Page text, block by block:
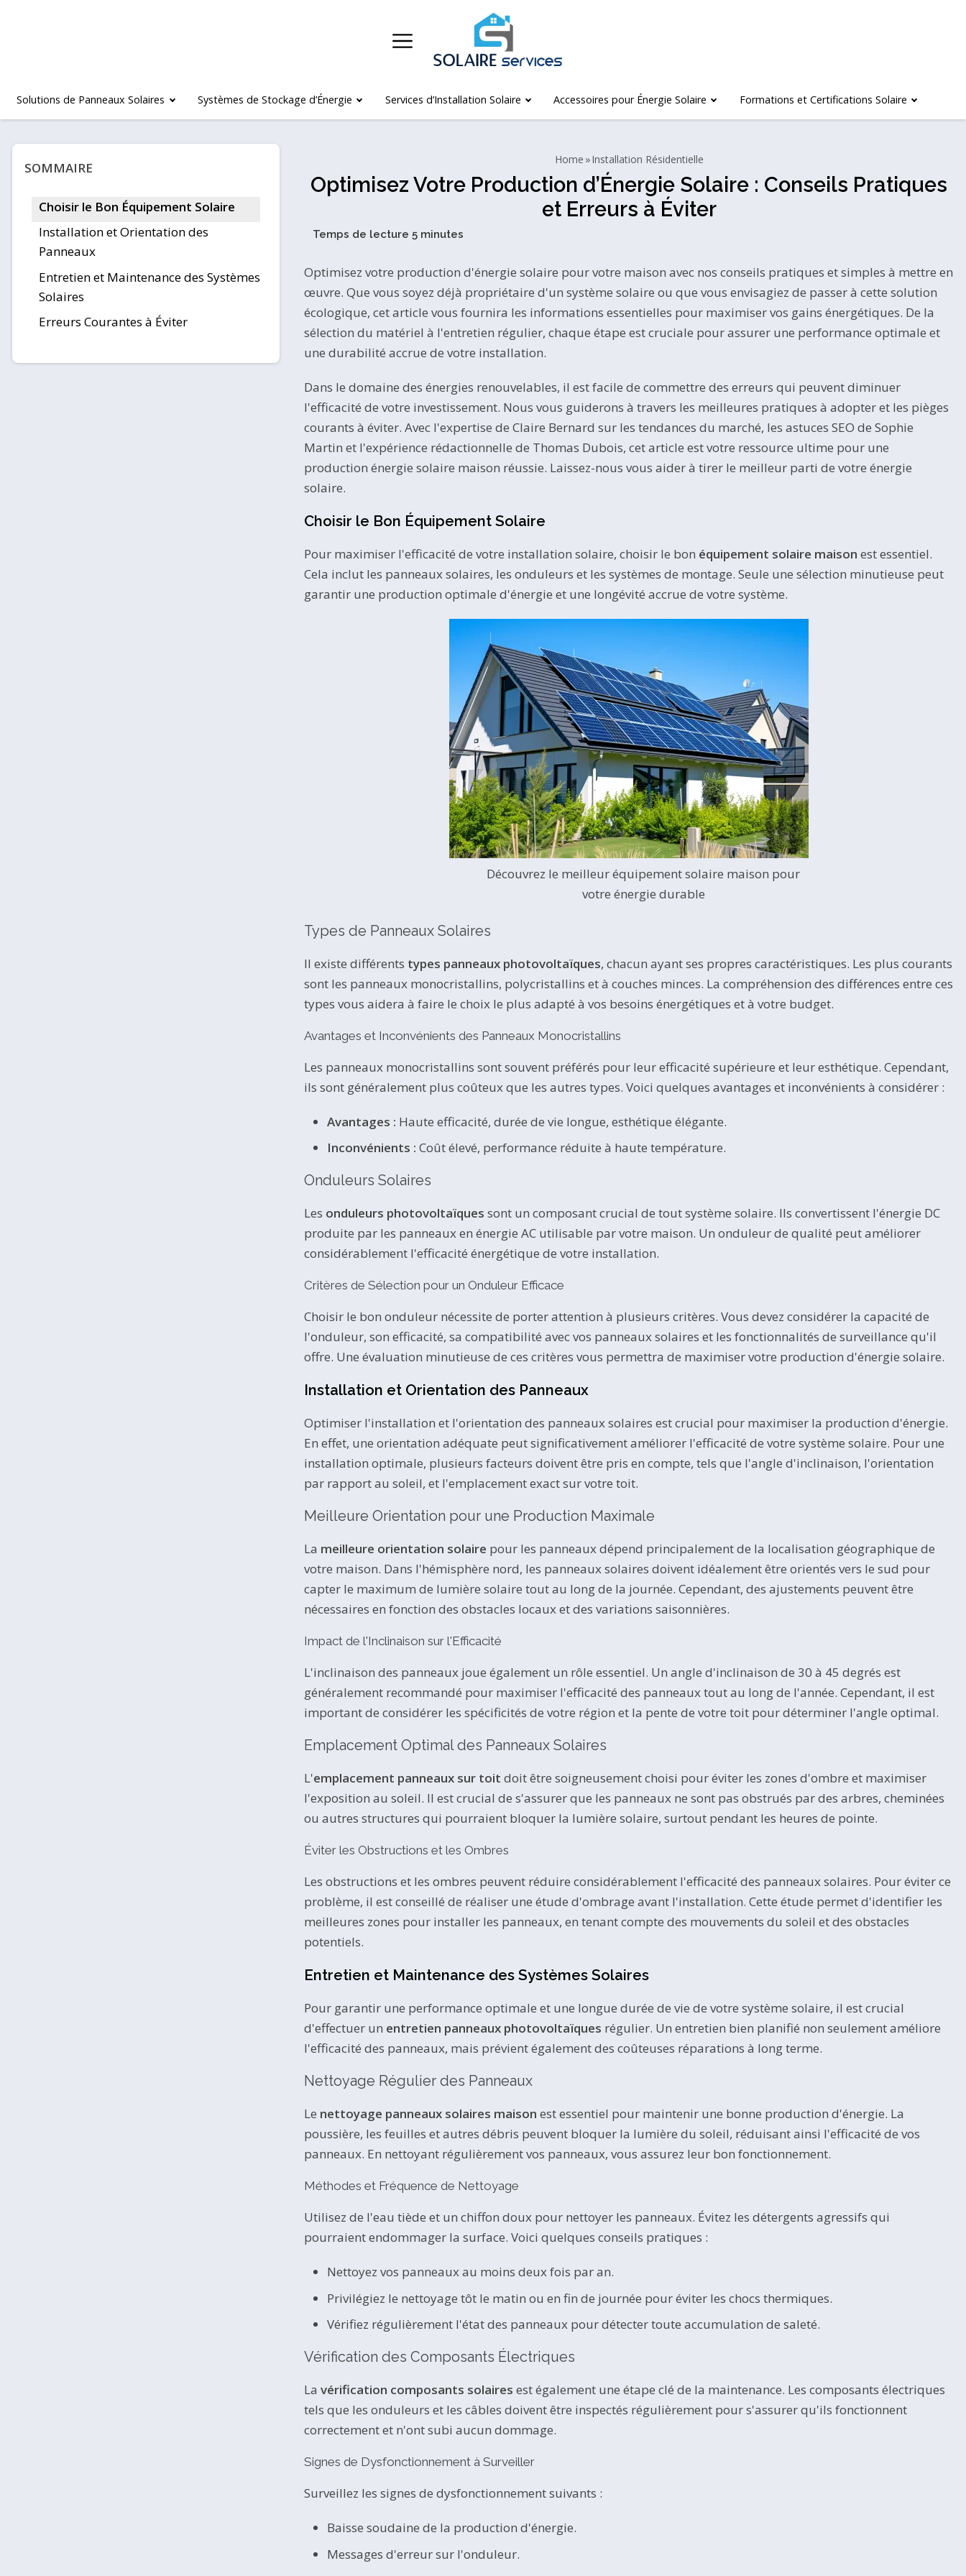
Solutions de Panneaux Solaires Systèmes de Stockage d’Énergie Services d’Installation Solaire Accessoires pour Énergie Solaire Formations et Certifications Solaire
Home Installation Résidentielle
Optimisez Votre Production d’Énergie Solaire : Conseils Pratiques
et Erreurs à Éviter
Optimisez votre production d'énergie solaire pour votre maison avec nos conseils pratiques et simples à mettre en
œuvre. Que vous soyez déjà propriétaire d'un système solaire ou que vous envisagiez de passer à cette solution
écologique, cet article vous fournira les informations essentielles pour maximiser vos gains énergétiques. De la
sélection du matériel à l'entretien régulier, chaque étape est cruciale pour assurer une performance optimale et
une durabilité accrue de votre installation.
Dans le domaine des énergies renouvelables, il est facile de commettre des erreurs qui peuvent diminuer
l'efficacité de votre investissement. Nous vous guiderons à travers les meilleures pratiques à adopter et les pièges
courants à éviter. Avec l'expertise de Claire Bernard sur les tendances du marché, les astuces SEO de Sophie
Martin et l'expérience rédactionnelle de Thomas Dubois, cet article est votre ressource ultime pour une
production énergie solaire maison réussie. Laissez-nous vous aider à tirer le meilleur parti de votre énergie
solaire.
Choisir le Bon Équipement Solaire
Pour maximiser l'efficacité de votre installation solaire, choisir le bon équipement solaire maison est essentiel.
Cela inclut les panneaux solaires, les onduleurs et les systèmes de montage. Seule une sélection minutieuse peut
garantir une production optimale d'énergie et une longévité accrue de votre système.
Découvrez le meilleur équipement solaire maison pour
votre énergie durable
Types de Panneaux Solaires
Il existe différents types panneaux photovoltaïques, chacun ayant ses propres caractéristiques. Les plus courants
sont les panneaux monocristallins, polycristallins et à couches minces. La compréhension des différences entre ces
types vous aidera à faire le choix le plus adapté à vos besoins énergétiques et à votre budget.
Avantages et Inconvénients des Panneaux Monocristallins
Les panneaux monocristallins sont souvent préférés pour leur efficacité supérieure et leur esthétique. Cependant,
ils sont généralement plus coûteux que les autres types. Voici quelques avantages et inconvénients à considérer :
Avantages : Haute efficacité, durée de vie longue, esthétique élégante.
Inconvénients : Coût élevé, performance réduite à haute température.
Onduleurs Solaires
Les onduleurs photovoltaïques sont un composant crucial de tout système solaire. Ils convertissent l'énergie DC
produite par les panneaux en énergie AC utilisable par votre maison. Un onduleur de qualité peut améliorer
considérablement l'efficacité énergétique de votre installation.
Critères de Sélection pour un Onduleur Efficace
Choisir le bon onduleur nécessite de porter attention à plusieurs critères. Vous devez considérer la capacité de
l'onduleur, son efficacité, sa compatibilité avec vos panneaux solaires et les fonctionnalités de surveillance qu'il
offre. Une évaluation minutieuse de ces critères vous permettra de maximiser votre production d'énergie solaire.
Installation et Orientation des Panneaux
Optimiser l'installation et l'orientation des panneaux solaires est crucial pour maximiser la production d'énergie.
En effet, une orientation adéquate peut significativement améliorer l'efficacité de votre système solaire. Pour une
installation optimale, plusieurs facteurs doivent être pris en compte, tels que l'angle d'inclinaison, l'orientation
par rapport au soleil, et l'emplacement exact sur votre toit.
Meilleure Orientation pour une Production Maximale
La meilleure orientation solaire pour les panneaux dépend principalement de la localisation géographique de
votre maison. Dans l'hémisphère nord, les panneaux solaires doivent idéalement être orientés vers le sud pour
capter le maximum de lumière solaire tout au long de la journée. Cependant, des ajustements peuvent être
nécessaires en fonction des obstacles locaux et des variations saisonnières.
Impact de l'Inclinaison sur l'Efficacité
L'inclinaison des panneaux joue également un rôle essentiel. Un angle d'inclinaison de 30 à 45 degrés est
généralement recommandé pour maximiser l'efficacité des panneaux tout au long de l'année. Cependant, il est
important de considérer les spécificités de votre région et la pente de votre toit pour déterminer l'angle optimal.
Emplacement Optimal des Panneaux Solaires
L'emplacement panneaux sur toit doit être soigneusement choisi pour éviter les zones d'ombre et maximiser
l'exposition au soleil. Il est crucial de s'assurer que les panneaux ne sont pas obstrués par des arbres, cheminées
ou autres structures qui pourraient bloquer la lumière solaire, surtout pendant les heures de pointe.
Éviter les Obstructions et les Ombres
Les obstructions et les ombres peuvent réduire considérablement l'efficacité des panneaux solaires. Pour éviter ce
problème, il est conseillé de réaliser une étude d'ombrage avant l'installation. Cette étude permet d'identifier les
meilleures zones pour installer les panneaux, en tenant compte des mouvements du soleil et des obstacles
potentiels.
Entretien et Maintenance des Systèmes Solaires
Pour garantir une performance optimale et une longue durée de vie de votre système solaire, il est crucial
d'effectuer un entretien panneaux photovoltaïques régulier. Un entretien bien planifié non seulement améliore
l'efficacité des panneaux, mais prévient également des coûteuses réparations à long terme.
Nettoyage Régulier des Panneaux
Le nettoyage panneaux solaires maison est essentiel pour maintenir une bonne production d'énergie. La
poussière, les feuilles et autres débris peuvent bloquer la lumière du soleil, réduisant ainsi l'efficacité de vos
panneaux. En nettoyant régulièrement vos panneaux, vous assurez leur bon fonctionnement.
Méthodes et Fréquence de Nettoyage
Utilisez de l'eau tiède et un chiffon doux pour nettoyer les panneaux. Évitez les détergents agressifs qui
pourraient endommager la surface. Voici quelques conseils pratiques :
Nettoyez vos panneaux au moins deux fois par an.
Privilégiez le nettoyage tôt le matin ou en fin de journée pour éviter les chocs thermiques.
Vérifiez régulièrement l'état des panneaux pour détecter toute accumulation de saleté.
Vérification des Composants Électriques
Lavérification composants solaires est également une étape clé de la maintenance. Les composants électriques
tels que les onduleurs et les câbles doivent être inspectés régulièrement pour s'assurer qu'ils fonctionnent
correctement et n'ont subi aucun dommage.
Signes de Dysfonctionnement à Surveiller
Surveillez les signes de dysfonctionnement suivants :
Baisse soudaine de la production d'énergie.
Messages d'erreur sur l'onduleur.
SOMMAIRE
Choisir le Bon Équipement Solaire
Installation et Orientation des
Panneaux
Entretien et Maintenance des Systèmes
Solaires
Erreurs Courantes à Éviter